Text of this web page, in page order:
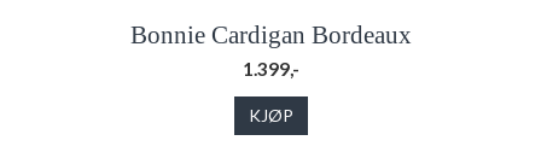
Bonnie Cardigan Bordeaux
1.399,-
KJØP